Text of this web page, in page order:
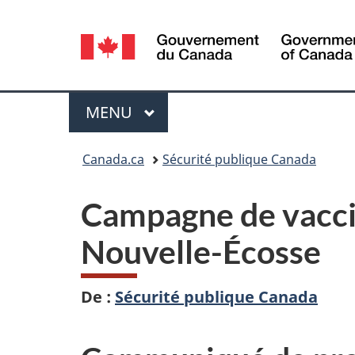
Sélection
de
la
langue
Menu
MENU PRINCIPAL
Canada.ca Sécurité publique Canada
Campagne de
Nouvelle-Écosse
De : Sécurité publique Canada